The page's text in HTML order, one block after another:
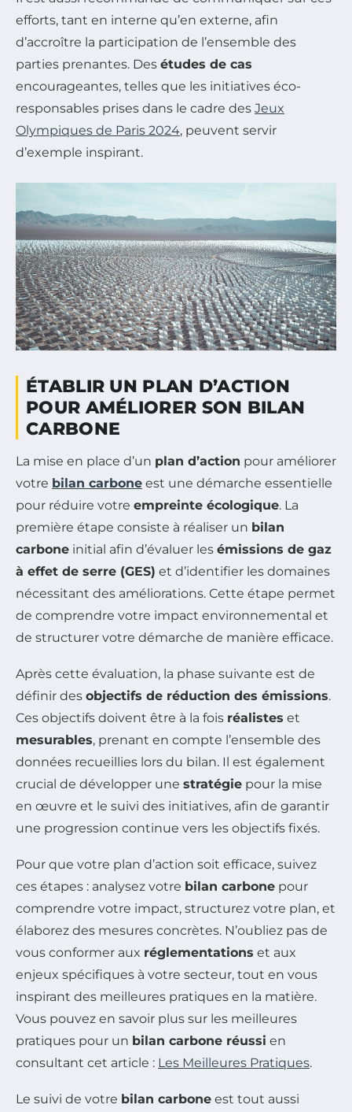
efforts, tant en interne qu’en externe, afin
d’accroître la participation de l’ensemble des
parties prenantes. Des études de cas
encourageantes, telles que les initiatives éco-
responsables prises dans le cadre des Jeux
Olympiques de Paris 2024, peuvent servir
d’exemple inspirant.
ÉTABLIR UN PLAN D’ACTION
POUR AMÉLIORER SON BILAN
CARBONE
La mise en place d’un plan d’action pour améliorer
votre bilan carbone est une démarche essentielle
pour réduire votre empreinte écologique. La
première étape consiste à réaliser un bilan
carbone initial afin d’évaluer les émissions de gaz
à effet de serre (GES) et d’identifier les domaines
nécessitant des améliorations. Cette étape permet
de comprendre votre impact environnemental et
de structurer votre démarche de manière efficace.
Après cette évaluation, la phase suivante est de
définir des objectifs de réduction des émissions.
Ces objectifs doivent être à la fois réalistes et
mesurables, prenant en compte l’ensemble des
données recueillies lors du bilan. Il est également
crucial de développer une stratégie pour la mise
en œuvre et le suivi des initiatives, afin de garantir
une progression continue vers les objectifs fixés.
Pour que votre plan d’action soit efficace, suivez
ces étapes : analysez votre bilan carbone pour
comprendre votre impact, structurez votre plan, et
élaborez des mesures concrètes. N’oubliez pas de
vous conformer aux réglementations et aux
enjeux spécifiques à votre secteur, tout en vous
inspirant des meilleures pratiques en la matière.
Vous pouvez en savoir plus sur les meilleures
pratiques pour un bilan carbone réussi en
consultant cet article : Les Meilleures Pratiques.
Le suivi de votre bilan carbone est tout aussi